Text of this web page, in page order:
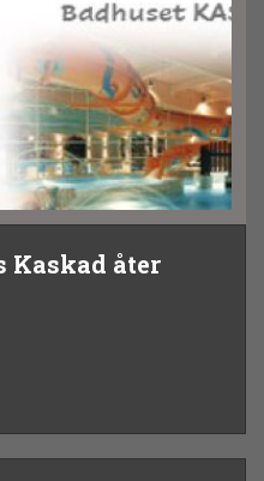
Kaskad åter